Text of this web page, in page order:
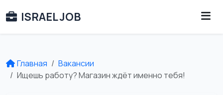
ISRAEL JOB
Главная
Вакансии
Ищешь работу? Магазин ждёт именно тебя!